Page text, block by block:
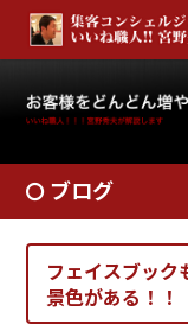
ブログ
フェイスブック
景色がある！！